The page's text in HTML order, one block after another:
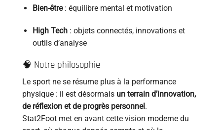
Bien-être: équilibre mental et motivation
High Tech: objets connectés, innovations et
outils d’analyse
🧠 Notre philosophie
Le sport ne se résume plus à la performance
physique : il est désormais un terrain d’innovation,
de réflexion et de progrès personnel .
Stat2Foot met en avant cette vision moderne du